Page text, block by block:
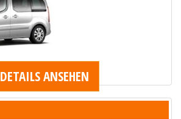
DETAILS ANSEHEN